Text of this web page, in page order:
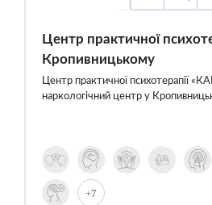
Центр практичної
Кропивницькому
Центр практичної психотерапії
наркологічний центр у
+7